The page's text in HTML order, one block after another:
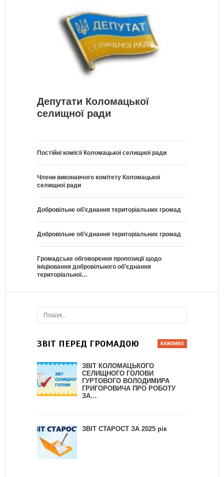
Депутати Коломацької
селищної ради
Постійні комісії Коломацької селищної ради
Члени виконавчого комітету Коломацької
селищної ради
Добровільне об’єднання територіальних громад
Добровільне об’єднання територіальних громад
Громадське обговорення пропозиції щодо
ініціювання добровільного об’єднання
територіальної…
ЗВІТ ПЕРЕД ГРОМАДОЮ
ЗВІТ КОЛОМАЦЬКОГО
СЕЛИЩНОГО ГОЛОВИ
ГУРТОВОГО ВОЛОДИМИРА
ГРИГОРОВИЧА ПРО РОБОТУ
ЗА…
ЗВІТ СТАРОСТ ЗА 2025 рік